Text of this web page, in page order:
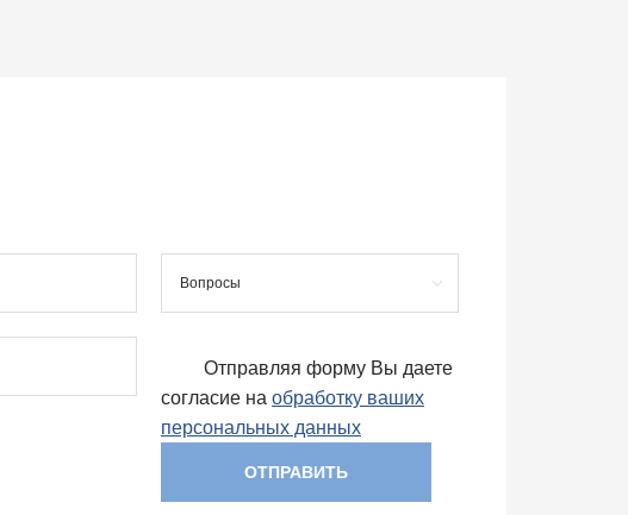
Вопросы
Отправляя форму Вы даете
согласие на обработку ваших
персональных данных
ОТПРАВИТЬ